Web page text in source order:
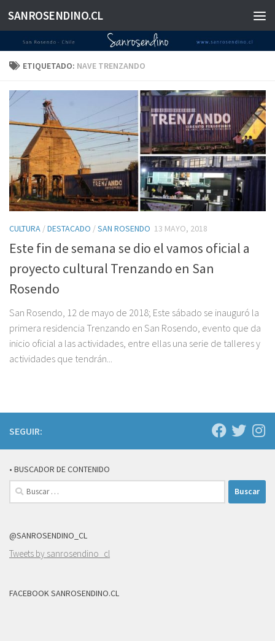
Saltar al contenido
SANROSENDINO.CL
ETIQUETADO: NAVE TRENZANDO
CULTURA /DESTACADO /SAN ROSENDO 13 MAYO, 2018
Este fin de semana se dio el vamos oficial a
proyecto cultural Trenzando en San
Rosendo
San Rosendo, 12 de mayo de 2018; Este sábado se inauguró la
primera residencia Trenzando en San Rosendo, evento que da
inicio oficial a las actividades, entre ellas una serie de talleres y
actividades que tendrán...
SEGUIR:
• BUSCADOR DE CONTENIDO
Buscar:
@SANROSENDINO_CL
Tweets by sanrosendino_cl
FACEBOOK SANROSENDINO.CL